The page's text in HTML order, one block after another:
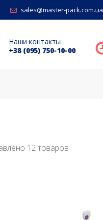
sales@master-pack.com.ua
Наши контакты
+38 (095) 750-10-00
12 товаров